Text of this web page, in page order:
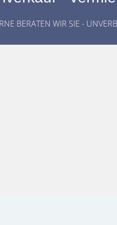
BERATEN WIR SIE -